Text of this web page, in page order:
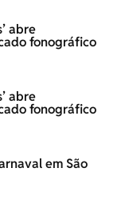
abre
fonográfico
abre
fonográfico
em São